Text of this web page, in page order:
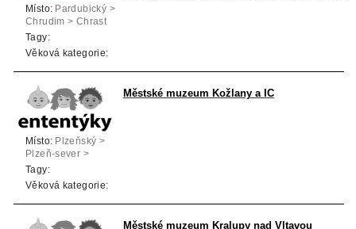
Místo: Pardubický >
Chrudim > Chrast
Tagy:
Věková kategorie:
Městské muzeum Kožlany a IC
Místo: Plzeňský >
Plzeň-sever >
Kožlany
Tagy:
Věková kategorie:
Městské muzeum Kralupy nad Vltavou